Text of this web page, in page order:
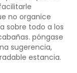
no organice
sobre todo a los
póngase
sugerencia,
estancia.